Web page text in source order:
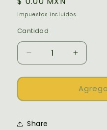
habitual
Impuestos incluidos.
Cantidad
Cantidad
Reducir
cantidad
para
KING
cantidad
para
AJO
KING
Share